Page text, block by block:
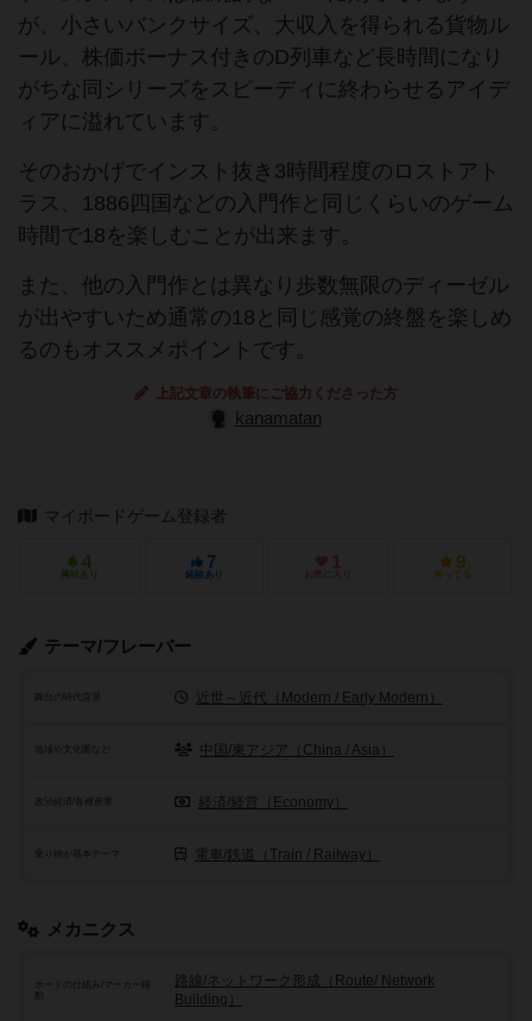
が、小さいバンクサイズ、大収入を得られる貨物ル
ール、株価ボーナス付きのD列車など長時間になり
がちな同シリーズをスピーディに終わらせるアイデ
ィアに溢れています。
そのおかげでインスト抜き3時間程度のロストアト
ラス、1886四国などの入門作と同じくらいのゲーム
時間で18を楽しむことが出来ます。
また、他の入門作とは異なり歩数無限のディーゼル
が出やすいため通常の18と同じ感覚の終盤を楽しめ
るのもオススメポイントです。
上記文章の執筆にご協力くださった方
kanamatan
マイボードゲーム登録者
4
興味あり
7
経験あり
1
お気に入り
9
持ってる
テーマ/フレーバー
舞台の時代背景 近世～近代（Modern / Early Modern）
地域や文化圏など 中国/東アジア（China / Asia）
政治経済/各種産業 経済/経営（Economy）
乗り物が基本テーマ 電車/鉄道（Train / Railway）
メカニクス
ボードの仕組み/マーカー移
路線/ネットワーク形成（Route/ Network
Building）